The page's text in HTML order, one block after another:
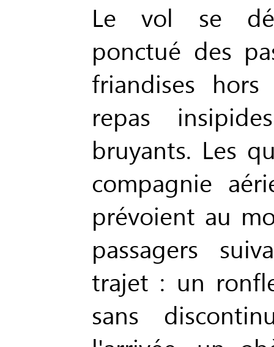
Le vol se
ponctué des
friandises
repas
bruyants. Les
compagnie
prévoient au
passagers
trajet : un
sans